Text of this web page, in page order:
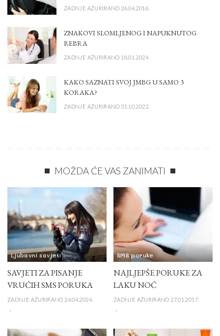
ZADNJE AŽURIRANO 26.04.2016.
ZNAKOVI SLOMLJENOG I NAPUKNUTOG
REBRA
ZADNJE AŽURIRANO 18.01.2024.
KAKO SAZNATI SVOJ JMBG U SAMO 3
KORAKA?
ZADNJE AŽURIRANO 31.10.2022.
MOŽDA ĆE VAS ZANIMATI
Ljubavni savjeti
SAVJETI ZA PISANJE
VRUĆIH SMS PORUKA
ZADNJE AŽURIRANO 24.04.2024.
SMS poruke
NAJLJEPŠE PORUKE ZA
LAKU NOĆ
ZADNJE AŽURIRANO 27.01.2017.